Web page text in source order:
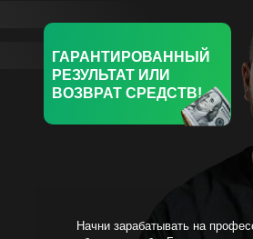
Начни зарабатывать на
ГАРАНТИРОВАННЫЙ
РЕЗУЛЬТАТ ИЛИ
ВОЗВРАТ СРЕДСТВ!